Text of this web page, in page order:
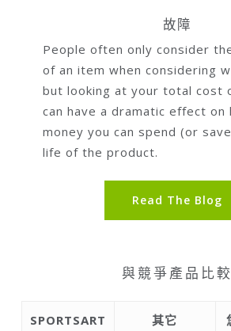
故障
People often only consider
of an item when considering
but looking at your total cost
can have a dramatic effect on
money you can spend (or
life of the product.
Read The Blog
與競爭產品比較
SPORTSART 其它